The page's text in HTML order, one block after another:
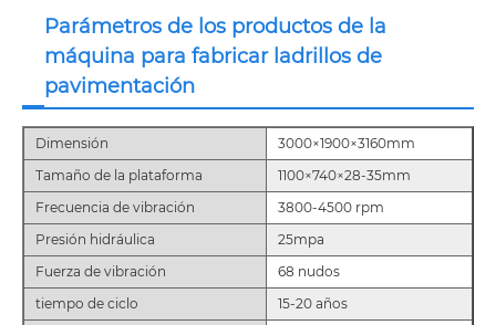
Parámetros de los productos de la
máquina para fabricar ladrillos de
pavimentación
Dimensión
3000×1900×3160mm
Tamaño de la plataforma
1100×740×28-35mm
Frecuencia de vibración
3800-4500 rpm
Presión hidráulica
25mpa
Fuerza de vibración
68 nudos
tiempo de ciclo
15-20 años